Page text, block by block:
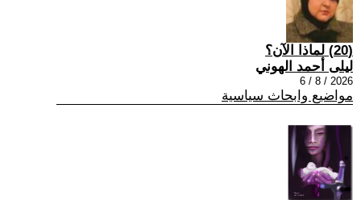
(20) لماذا الآن؟
ليلى أحمد الهوني
2026 / 8 / 6
مواضيع وابحاث سياسية